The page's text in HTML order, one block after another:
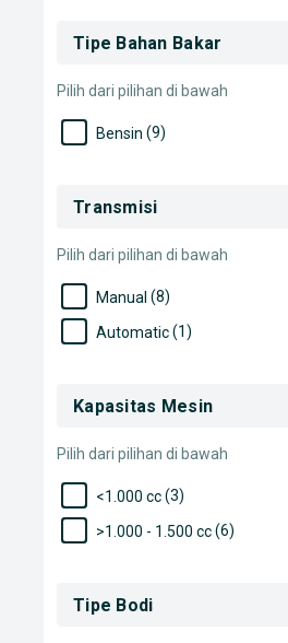
Tipe Bahan Bakar
Pilih dari pilihan di bawah
Bensin (9)
Transmisi
Pilih dari pilihan di bawah
Manual (8)
Automatic(1)
Kapasitas Mesin
Pilih dari pilihan di bawah
<1.000 cc(3)
>1.000 - 1.500 cc(6)
Tipe Bodi